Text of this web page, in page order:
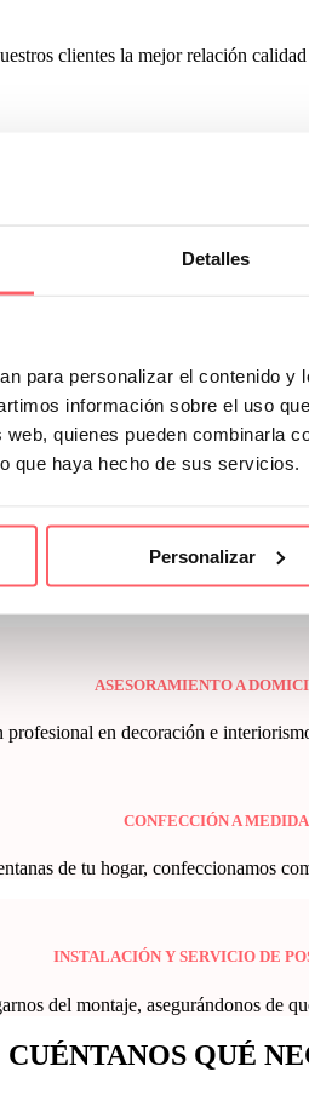
Detalles
para personalizar el contenido
información sobre el uso
quienes pueden combinarla
que haya hecho de sus servicios.
Personalizar
clientes la mejor relación
de medidas a domicilio y el
cortinas, estores, enrollables,
medidas, elección de tejidos o
nuestros clientes
DE
ASESORAMIENTO A
en decoración e
CONFECCIÓN A MEDIDA
de tu hogar, confeccionamos
INSTALACIÓN Y SERVICIO DE
del montaje, asegurándonos de
CUÉNTANOS QUÉ